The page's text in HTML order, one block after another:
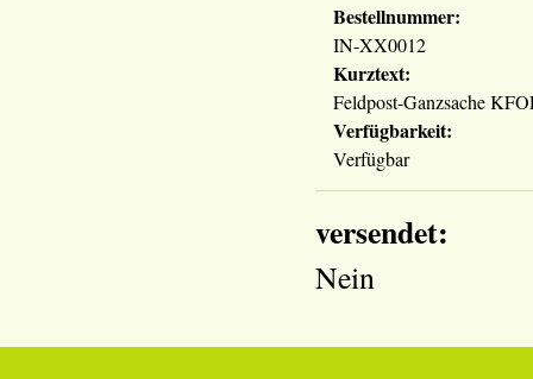
Bestellnummer:
IN-XX0012
Kurztext:
Feldpost-Ganzsache
Verfügbarkeit:
Verfügbar
versendet:
Nein